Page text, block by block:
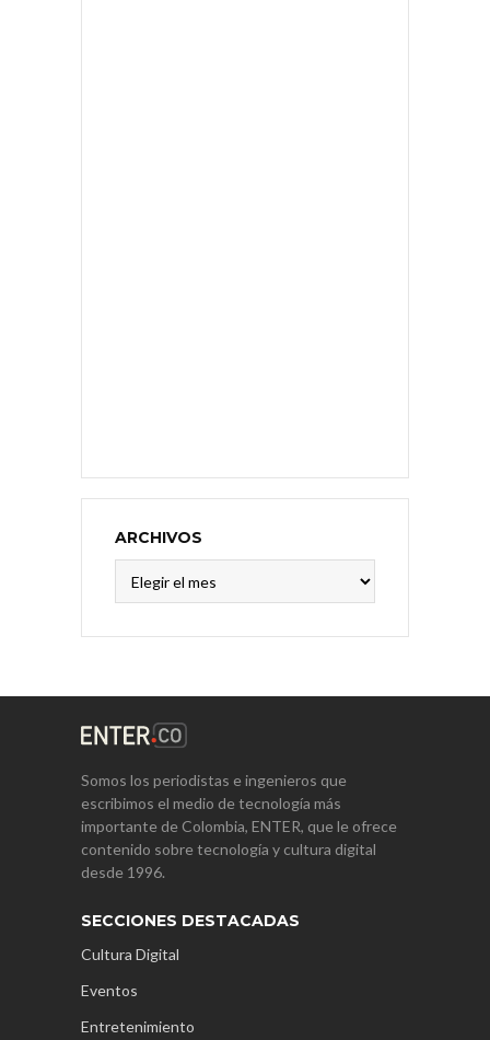
ARCHIVOS
Somos los periodistas e ingenieros que
escribimos el medio de tecnología más
importante de Colombia, ENTER, que le ofrece
contenido sobre tecnología y cultura digital
desde 1996.
SECCIONES DESTACADAS
Cultura Digital
Eventos
Entretenimiento